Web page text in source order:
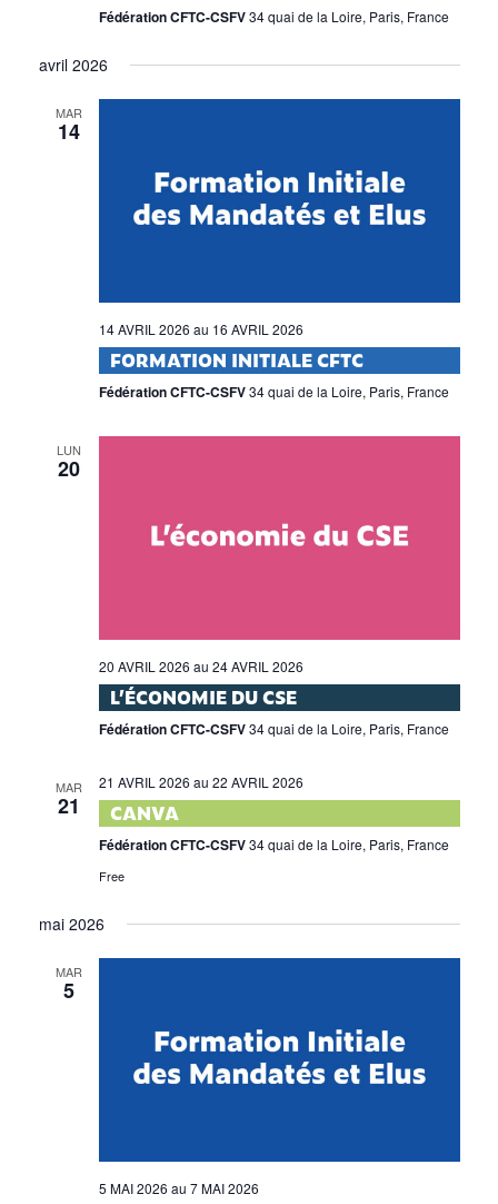
Fédération CFTC-CSFV34 quai de la Loire, Paris, France
avril 2026
MAR
14
14 AVRIL 2026 au 16 AVRIL 2026
FORMATION INITIALE CFTC
Fédération CFTC-CSFV34 quai de la Loire, Paris, France
LUN
20
20 AVRIL 2026 au 24 AVRIL 2026
L’ÉCONOMIE DU CSE
Fédération CFTC-CSFV34 quai de la Loire, Paris, France
MAR
21
21 AVRIL 2026 au 22 AVRIL 2026
CANVA
Fédération CFTC-CSFV34 quai de la Loire, Paris, France
Free
mai 2026
MAR
5
5 MAI 2026 au 7 MAI 2026